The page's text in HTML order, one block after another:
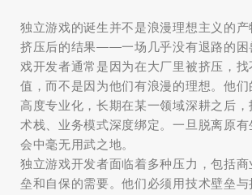
独立游戏的诞生并不是浪漫理想主义的产
挤压后的结果——一场几乎没有退路的困
戏开发者通常是因为在大厂里被挤压，
值，而不是因为他们有浪漫的理想。他们
高度专业化，长期在某一领域深耕之后，
术栈、业务模式深度绑定。一旦脱离原
会中毫无用武之地。
独立游戏开发者面临着多种压力，包括商
垒和自保的需要。他们必须用技术壁垒与